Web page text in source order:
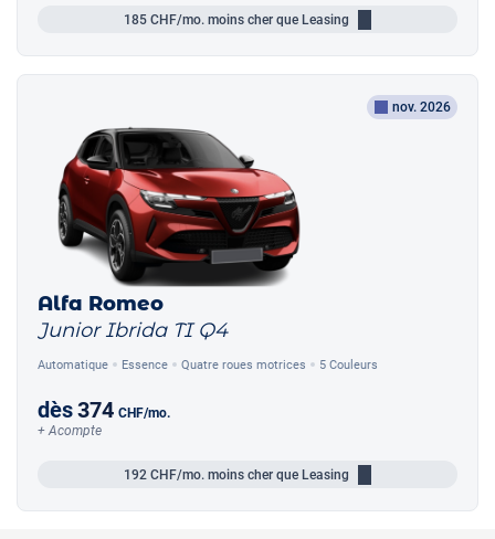
185 CHF/mo. moins cher que Leasing
nov. 2026
Alfa Romeo
Junior Ibrida TI Q4
Automatique Essence Quatre roues motrices 5 Couleurs
dès374 CHF/mo.
+ Acompte
192 CHF/mo. moins cher que Leasing